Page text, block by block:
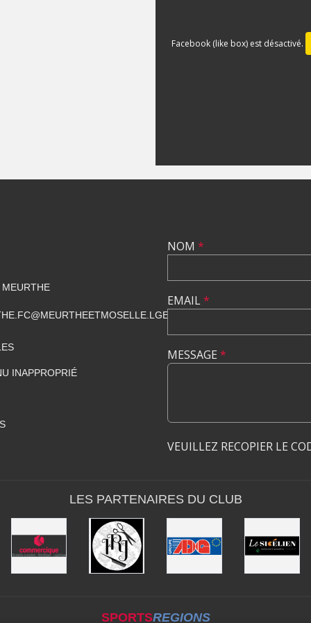
Facebook (like box) est désactivé.
INAPPROPRIÉ
NOM *
EMAIL*
MESSAGE *
VEUILLEZ RECOPIER LE
LES PARTENAIRES DU CLUB
SPORTSREGIONS